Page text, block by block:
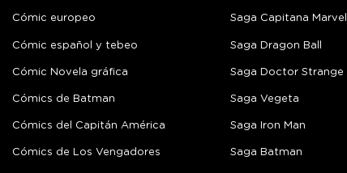
Cómic europeo
Cómic español y tebeo
Cómic Novela gráfica
Cómics de Batman
Cómics del Capitán América
Cómics de Los Vengadores
Saga Capitana Marvel
Saga Dragon Ball
Saga Doctor Strange
Saga Vegeta
Saga Iron Man
Saga Batman